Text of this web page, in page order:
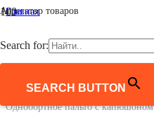
Агрегатор товаров
Search for:
SEARCH BUTTON
Главная
/
Пальто и полупальто
Однобортное пальто с капюшоном